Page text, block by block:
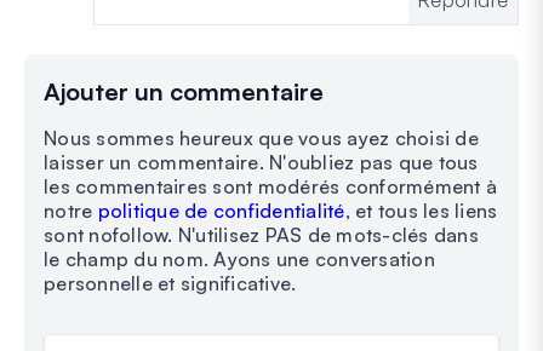
Ajouter un commentaire
Nous sommes heureux que vous ayez choisi de
laisser un commentaire. N'oubliez pas que tous
les commentaires sont modérés conformément à
notre politique de confidentialité, et tous les liens
sont nofollow. N'utilisez PAS de mots-clés dans
le champ du nom. Ayons une conversation
personnelle et significative.